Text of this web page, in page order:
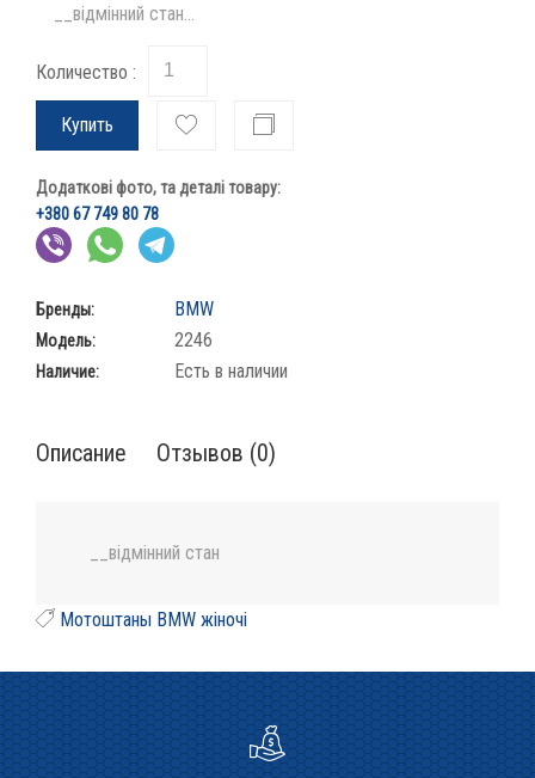
__відмінний стан...
Количество :
Купить
Додаткові фото, та деталі товару:
+380 67 749 80 78
Бренды: BMW
Модель: 2246
Наличие: Есть в наличии
Описание Отзывов (0)
__відмінний стан
Мотоштаны BMW жіночі